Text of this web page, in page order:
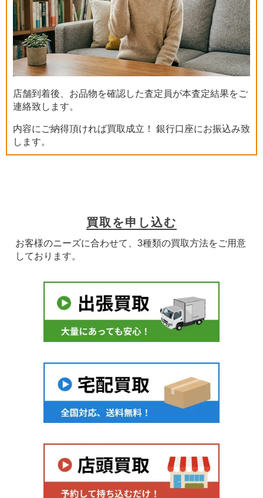
店舗到着後、お品物を確認した査定員が本査定結果をご
連絡致します。
内容にご納得頂ければ買取成立！ 銀行口座にお振込み致
します。
買取を申し込む
お客様のニーズに合わせて、3種類の買取方法をご用意
しております。